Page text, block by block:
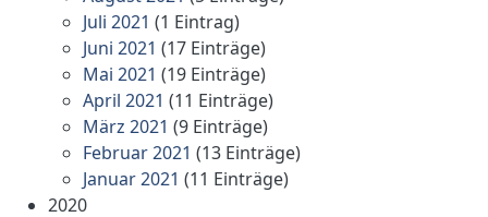
Juli 2021 (1 Eintrag)
Juni 2021 (17 Einträge)
Mai 2021 (19 Einträge)
April 2021 (11 Einträge)
März 2021 (9 Einträge)
Februar 2021 (13 Einträge)
Januar 2021 (11 Einträge)
2020